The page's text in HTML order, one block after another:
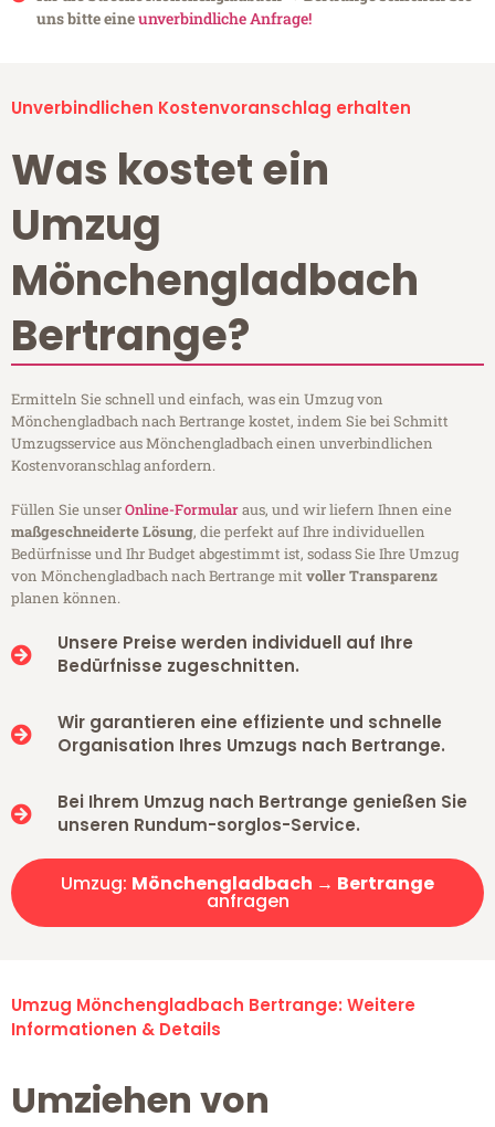
uns bitte eineunverbindliche Anfrage!
Unverbindlichen Kostenvoranschlag erhalten
Was kostet ein
Umzug
Mönchengladbach
Bertrange?
Ermitteln Sie schnell und einfach, was ein Umzug von
Mönchengladbach nach Bertrange kostet, indem Sie bei Schmitt
Umzugsservice aus Mönchengladbach einen unverbindlichen
Kostenvoranschlag anfordern.
Füllen Sie unserOnline-Formularaus, und wir liefern Ihnen eine
maßgeschneiderte Lösung, die perfekt auf Ihre individuellen
Bedürfnisse und Ihr Budget abgestimmt ist, sodass Sie Ihre Umzug
von Mönchengladbach nach Bertrange mitvoller Transparenz
planen können.
Unsere Preise werden individuell auf Ihre
Bedürfnisse zugeschnitten.
Wir garantieren eine effiziente und schnelle
Organisation Ihres Umzugs nach Bertrange.
Bei Ihrem Umzug nach Bertrange genießen Sie
unseren Rundum-sorglos-Service.
Umzug: Mönchengladbach → Bertrange
anfragen
Umzug Mönchengladbach Bertrange: Weitere
Informationen & Details
Umziehen von